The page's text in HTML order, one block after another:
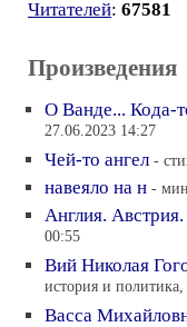
Читателей: 67581
Произведения
О Ванде... Кода-
27.06.2023 14:27
Чей-то ангел -
навеяло на н -
Англия.
00:55
Вий Николая
история и
Васса